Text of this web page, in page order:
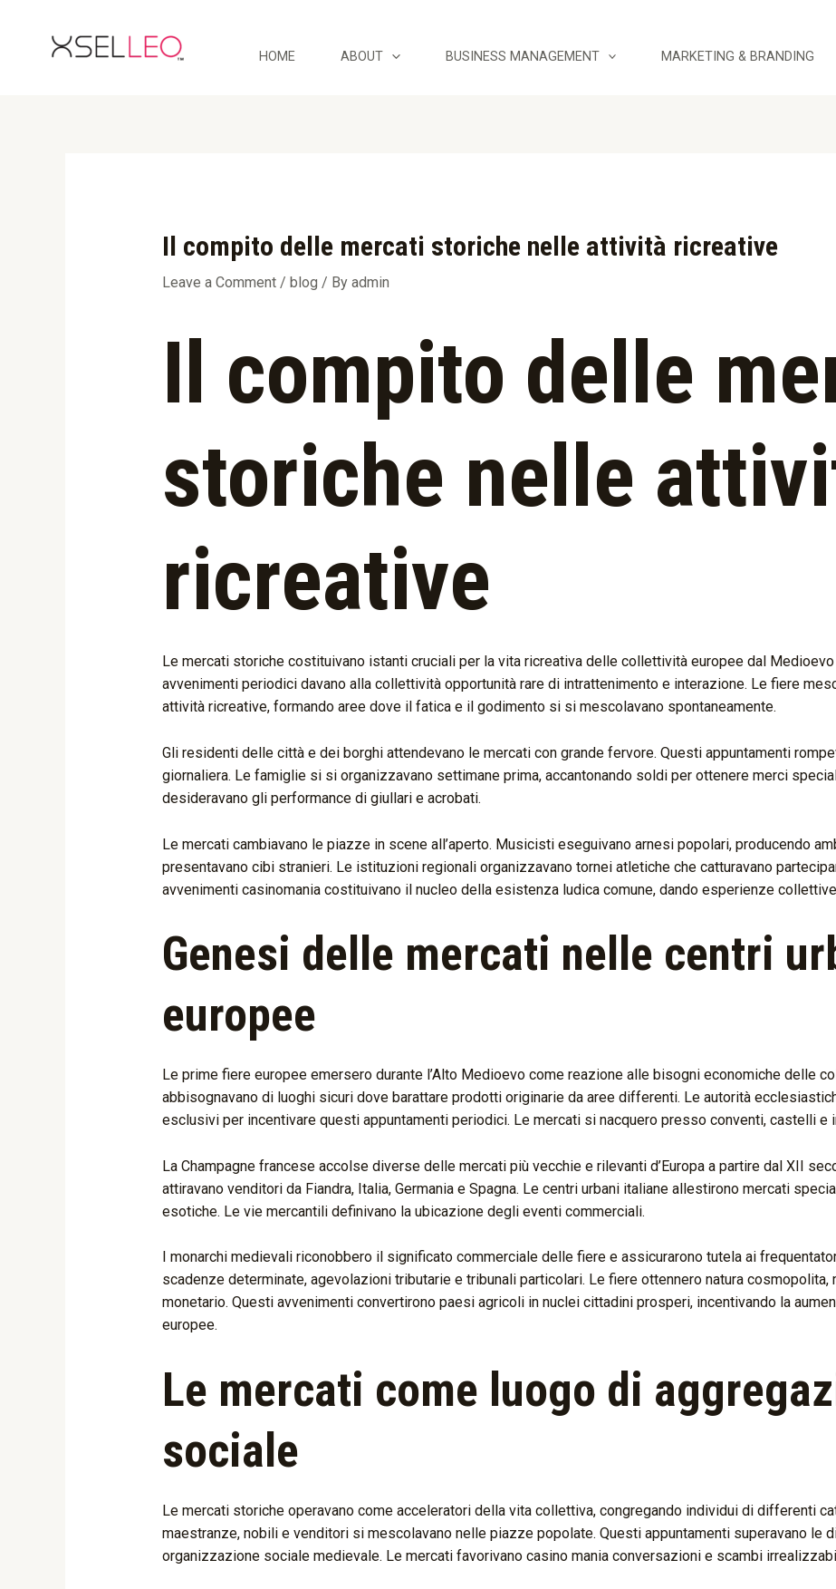
HOME ABOUT BUSINESS MANAGEMENT MARKETING & BRANDING
Il compito delle mercati storiche nelle attività ricreative
Leave a Comment / blog / By admin
Il compito delle
storiche nelle
ricreative
Le mercati storiche costituivano istanti cruciali per la vita ricreativa delle collettività europee dal Medioevo
avvenimenti periodici davano alla collettività opportunità rare di intrattenimento e interazione. Le fiere
attività ricreative, formando aree dove il fatica e il godimento si si mescolavano spontaneamente.
Gli residenti delle città e dei borghi attendevano le mercati con grande fervore. Questi appuntamenti
giornaliera. Le famiglie si si organizzavano settimane prima, accantonando soldi per ottenere merci
desideravano gli performance di giullari e acrobati.
Le mercati cambiavano le piazze in scene all’aperto. Musicisti eseguivano arnesi popolari, producendo
presentavano cibi stranieri. Le istituzioni regionali organizzavano tornei atletiche che catturavano
avvenimenti casinomania costituivano il nucleo della esistenza ludica comune, dando esperienze
Genesi delle mercati nelle centri
europee
Le prime fiere europee emersero durante l’Alto Medioevo come reazione alle bisogni economiche delle
abbisognavano di luoghi sicuri dove barattare prodotti originarie da aree differenti. Le autorità
esclusivi per incentivare questi appuntamenti periodici. Le mercati si nacquero presso conventi, castelli e
La Champagne francese accolse diverse delle mercati più vecchie e rilevanti d’Europa a partire dal XII
attiravano venditori da Fiandra, Italia, Germania e Spagna. Le centri urbani italiane allestirono mercati
esotiche. Le vie mercantili definivano la ubicazione degli eventi commerciali.
I monarchi medievali riconobbero il significato commerciale delle fiere e assicurarono tutela ai
scadenze determinate, agevolazioni tributarie e tribunali particolari. Le fiere ottennero natura
monetario. Questi avvenimenti convertirono paesi agricoli in nuclei cittadini prosperi, incentivando la
europee.
Le mercati come luogo di
sociale
Le mercati storiche operavano come acceleratori della vita collettiva, congregando individui di differenti
maestranze, nobili e venditori si mescolavano nelle piazze popolate. Questi appuntamenti superavano le
organizzazione sociale medievale. Le mercati favorivano casino mania conversazioni e scambi
navigation